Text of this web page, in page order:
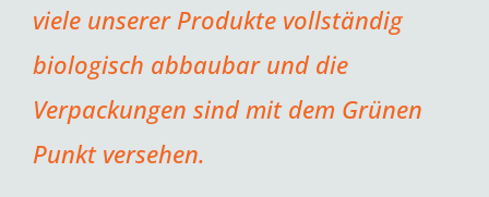
viele unserer Produkte vollständig
biologisch abbaubar und die
Verpackungen sind mit dem Grünen
Punkt versehen.